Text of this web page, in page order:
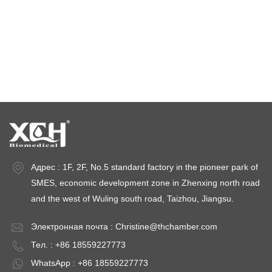
Адрес : 1F, 2F, No.5 standard factory in the pioneer park of
SMES, economic development zone in Zhenxing north road
and the west of Wuling south road, Taizhou, Jiangsu.
Электронная почта : Christine@thchamber.com
Тел. : +86 18559227773
WhatsApp : +86 18559227773